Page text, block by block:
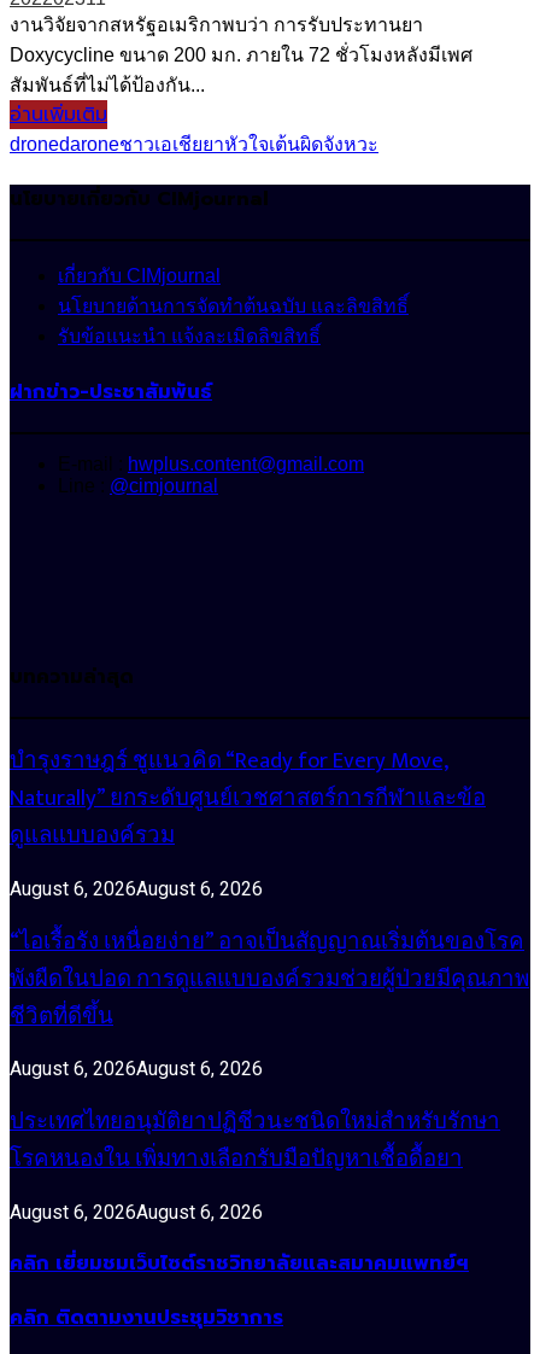
งานวิจัยจากสหรัฐอเมริกาพบว่า การรับประทานยา
Doxycycline ขนาด 200 มก. ภายใน 72 ชั่วโมงหลังมีเพศ
สัมพันธ์ที่ไม่ได้ป้องกัน...
อ่านเพิ่มเติม
dronedaroneชาวเอเชียยาหัวใจเต้นผิดจังหวะ
นโยบายเกี่ยวกับ CIMjournal
เกี่ยวกับ CIMjournal
นโยบายด้านการจัดทำต้นฉบับ และลิขสิทธิ์
รับข้อแนะนำ แจ้งละเมิดลิขสิทธิ์
ฝากข่าว-ประชาสัมพันธ์
E-mail : hwplus.content@gmail.com
Line : @cimjournal
บทความล่าสุด
บำรุงราษฎร์ ชูแนวคิด “Ready for Every Move,
Naturally” ยกระดับศูนย์เวชศาสตร์การกีฬาและข้อ
ดูแลแบบองค์รวม
August 6, 2026August 6, 2026
“ไอเรื้อรัง เหนื่อยง่าย” อาจเป็นสัญญาณเริ่มต้นของโรค
พังผืดในปอด การดูแลแบบองค์รวมช่วยผู้ป่วยมีคุณภาพ
ชีวิตที่ดีขึ้น
August 6, 2026August 6, 2026
ประเทศไทยอนุมัติยาปฏิชีวนะชนิดใหม่สำหรับรักษา
โรคหนองใน เพิ่มทางเลือกรับมือปัญหาเชื้อดื้อยา
August 6, 2026August 6, 2026
คลิก เยี่ยมชมเว็บไซต์ราชวิทยาลัยและสมาคมแพทย์ฯ
คลิก ติดตามงานประชุมวิชาการ